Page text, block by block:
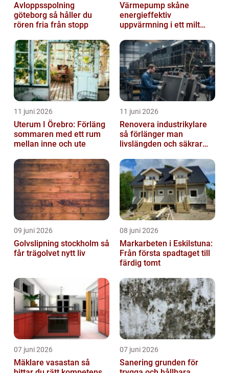
Avloppsspolning
göteborg så håller du
rören fria från stopp
Värmepump skåne
energieffektiv
uppvärmning i ett milt
11 juni 2026
Uterum I Örebro: Förläng
sommaren med ett rum
mellan inne och ute
11 juni 2026
Renovera industrikylare
så förlänger man
livslängden och säkrar
09 juni 2026
Golvslipning stockholm så
får trägolvet nytt liv
08 juni 2026
Markarbeten i Eskilstuna:
Från första spadtaget till
färdig tomt
07 juni 2026
Mäklare vasastan så
07 juni 2026
Sanering grunden för